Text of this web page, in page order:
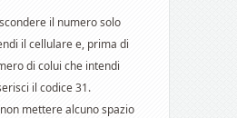
il numero solo
il cellulare e, prima di
di colui che intendi
il codice 31.
mettere alcuno spazio